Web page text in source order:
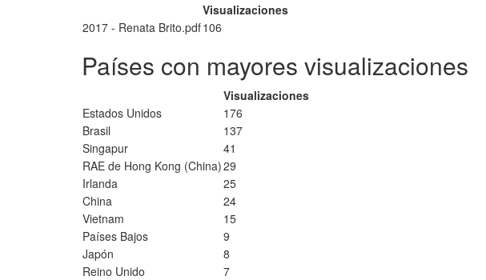
Visualizaciones
2017 - Renata Brito.pdf106
Países con mayores visualizaciones
Visualizaciones
Estados Unidos
176
Brasil
137
Singapur
41
RAE de Hong Kong (China)29
Irlanda
25
China
24
Vietnam
15
Países Bajos
9
Japón
8
Reino Unido
7